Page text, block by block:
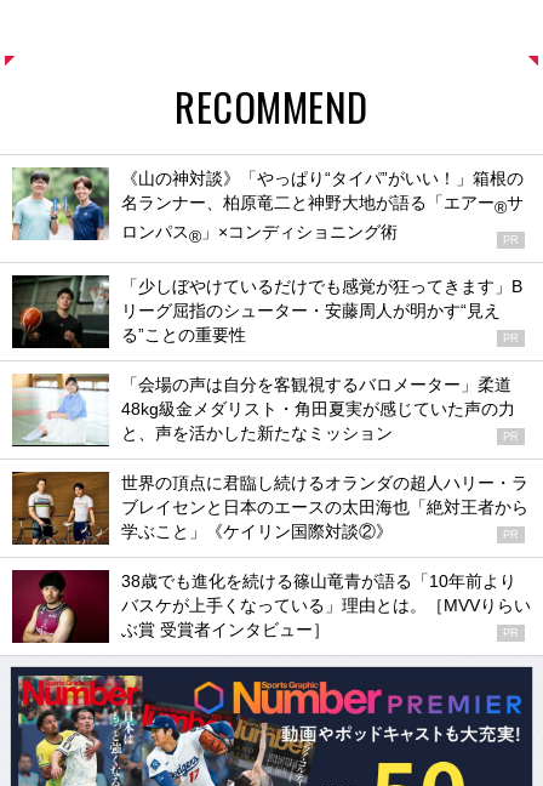
RECOMMEND
《山の神対談》「やっぱり“タイパ”がいい！」箱根の
名ランナー、柏原竜二と神野大地が語る「エアー®サ
ロンパス® 」×コンディショニング術 PR
「少しぼやけているだけでも感覚が狂ってきます」B
リーグ屈指のシューター・安藤周人が明かす“見え
る”ことの重要性
PR
「会場の声は自分を客観視するバロメーター」柔道
48kg級金メダリスト・角田夏実が感じていた声の力
と、声を活かした新たなミッション
PR
世界の頂点に君臨し続けるオランダの超人ハリー・ラ
ブレイセンと日本のエースの太田海也「絶対王者から
学ぶこと」《ケイリン国際対談②》
PR
38歳でも進化を続ける篠山竜青が語る「10年前より
バスケが上手くなっている」理由とは。［MVVりらい
ぶ賞 受賞者インタビュー］
PR